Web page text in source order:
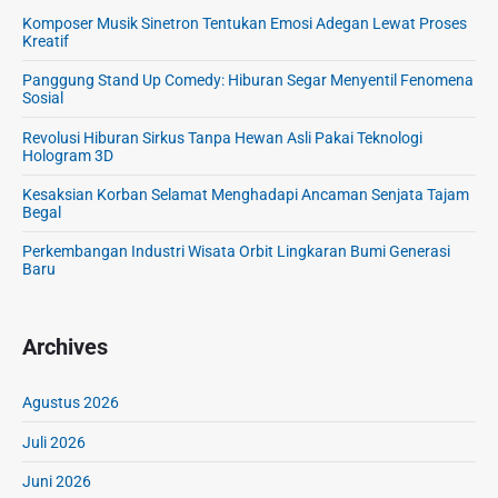
Komposer Musik Sinetron Tentukan Emosi Adegan Lewat Proses
Kreatif
Panggung Stand Up Comedy: Hiburan Segar Menyentil Fenomena
Sosial
Revolusi Hiburan Sirkus Tanpa Hewan Asli Pakai Teknologi
Hologram 3D
Kesaksian Korban Selamat Menghadapi Ancaman Senjata Tajam
Begal
Perkembangan Industri Wisata Orbit Lingkaran Bumi Generasi
Baru
Archives
Agustus 2026
Juli 2026
Juni 2026